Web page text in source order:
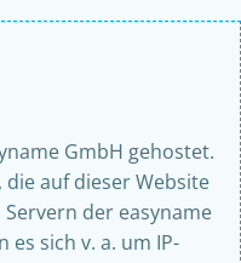
GmbH gehostet.
auf dieser Website
der easyname
es sich v. a. um IP-